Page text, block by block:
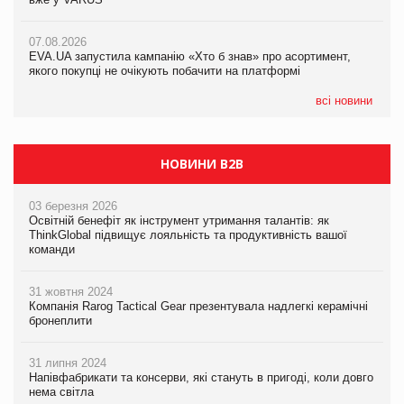
07.08.2026
EVA.UA запустила кампанію «Хто б знав» про асортимент,
якого покупці не очікують побачити на платформі
всі новини
07.08.2026
EVA.UA запустила кампанію «Хто б знав» про асортимент,
якого покупці не очікують побачити на платформі
НОВИНИ B2B
03 березня 2026
Освітній бенефіт як інструмент утримання талантів: як
ThinkGlobal підвищує лояльність та продуктивність вашої
команди
31 жовтня 2024
Компанія Rarog Tactical Gear презентувала надлегкі керамічні
бронеплити
31 липня 2024
Напівфабрикати та консерви, які стануть в пригоді, коли довго
нема світла